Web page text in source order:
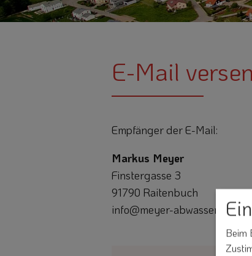
E-Mail
Empfänger der E-Mail:
Markus Meyer
Finstergasse 3
91790 Raitenbuch
info@meyer-
Beim